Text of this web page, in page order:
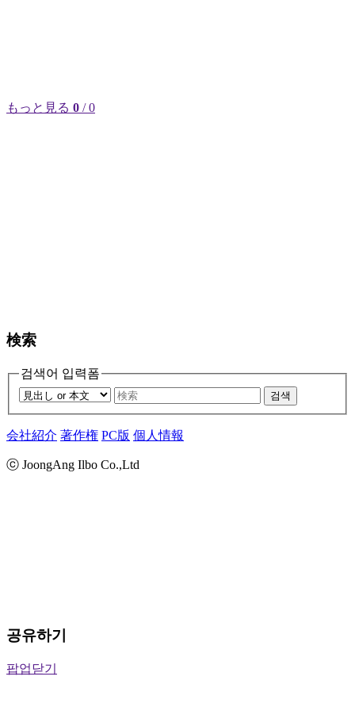
もっと見る 0 / 0
検索
검색어 입력폼
검색
会社紹介 著作権 PC版 個人情報
ⓒ JoongAng Ilbo Co.,Ltd
공유하기
팝업닫기